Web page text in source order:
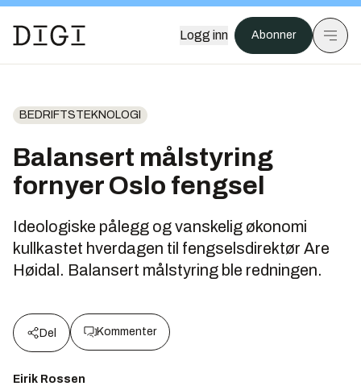
Logg inn Abonner
BEDRIFTSTEKNOLOGI
Balansert målstyring
fornyer Oslo fengsel
Ideologiske pålegg og vanskelig økonomi
kullkastet hverdagen til fengselsdirektør Are
Høidal. Balansert målstyring ble redningen.
Del Kommenter
Eirik Rossen